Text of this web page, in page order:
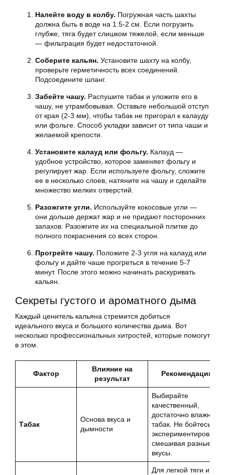
Налейте воду в колбу. Погружная часть шахты
должна быть в воде на 1.5-2 см. Если погрузить
глубже, тяга будет слишком тяжелой, если меньше
— фильтрация будет недостаточной.
Соберите кальян. Установите шахту на колбу,
проверьте герметичность всех соединений.
Подсоедините шланг.
Забейте чашу. Распушите табак и уложите его в
чашу, не утрамбовывая. Оставьте небольшой отступ
от края (2-3 мм), чтобы табак не пригорал к калауду
или фольге. Способ укладки зависит от типа чаши и
желаемой крепости.
Установите калауд или фольгу. Калауд —
удобное устройство, которое заменяет фольгу и
регулирует жар. Если используете фольгу, сложите
ее в несколько слоев, натяните на чашу и сделайте
множество мелких отверстий.
Разожгите угли. Используйте кокосовые угли —
они дольше держат жар и не придают посторонних
запахов. Разожгите их на специальной плитке до
полного покраснения со всех сторон.
Прогрейте чашу. Положите 2-3 угля на калауд или
фольгу и дайте чаше прогреться в течение 5-7
минут. После этого можно начинать раскуривать
кальян.
Секреты густого и ароматного дыма
Каждый ценитель кальяна стремится добиться
идеального вкуса и большого количества дыма. Вот
несколько профессиональных хитростей, которые помогут
в этом.
Фактор
Влияние на
результат
Рекомендация
Табак
Основа вкуса и
дымности
Выбирайте
качественный,
достаточно влажный
табак. Не бойтесь
экспериментировать,
смешивая разные
вкусы.
Для легкой тяги и